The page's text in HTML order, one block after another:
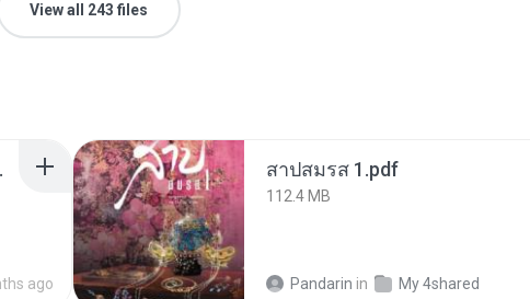
View all 243 files
เพลงสู้ชีวิต
ago
สาปสมรส 1.pdf
112.4 MB
Pandarin in My 4shared